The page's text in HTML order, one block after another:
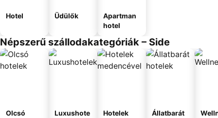
Hotel Üdülők
Apartman
hotel
Népszerű szállodakategóriák – Side
Olcsó
Luxushote
Hotelek
Állatbarát